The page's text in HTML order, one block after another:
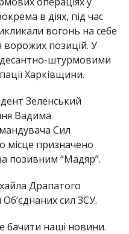
в діях, під час
вогонь на себе
ворожих позицій. У
десантно-штурмовими
Харківщини.
Зеленський
Вадима
Сил
місце призначено
позивним “Мадяр”.
Драпатого
сил ЗСУ.
бачити наші новини.